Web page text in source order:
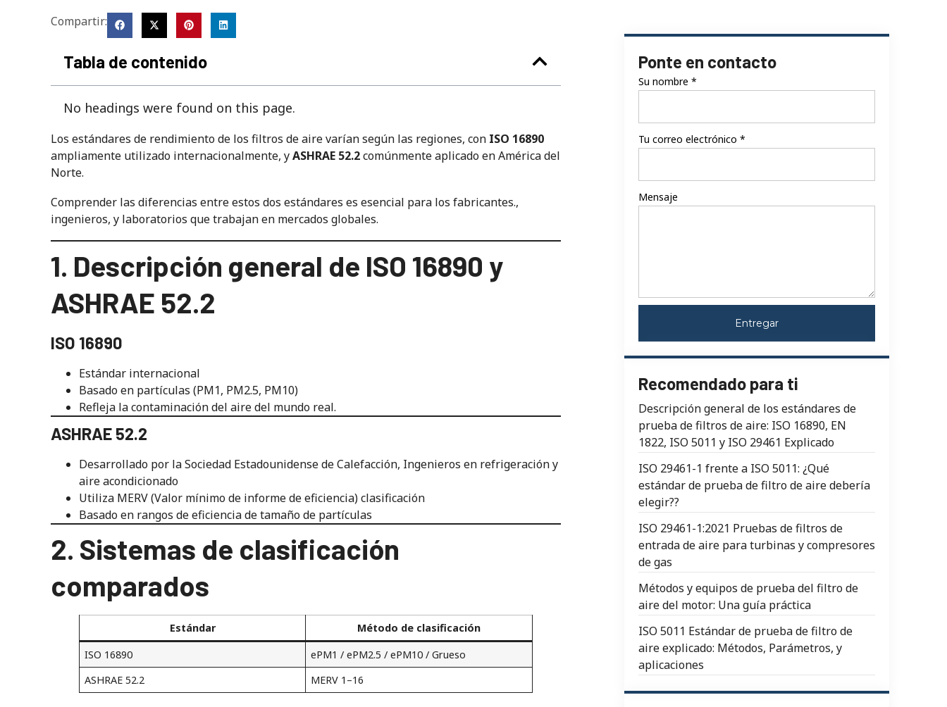
Compartir:
Tabla de contenido
No headings were found on this page.
Los estándares de rendimiento de los filtros de aire varían según las regiones, con ISO 16890
ampliamente utilizado internacionalmente, yASHRAE 52.2comúnmente aplicado en América del
Norte.
Comprender las diferencias entre estos dos estándares es esencial para los fabricantes.,
ingenieros, y laboratorios que trabajan en mercados globales.
1. Descripción general de ISO 16890 y
ASHRAE 52.2
ISO 16890
Estándar internacional
Basado en partículas (PM1, PM2.5, PM10)
Refleja la contaminación del aire del mundo real.
ASHRAE 52.2
Desarrollado por la Sociedad Estadounidense de Calefacción, Ingenieros en refrigeración y
aire acondicionado
Utiliza MERV (Valor mínimo de informe de eficiencia) clasificación
Basado en rangos de eficiencia de tamaño de partículas
2. Sistemas de clasificación
comparados
Estándar
Método de clasificación
ISO 16890
ePM1 / ePM2.5 / ePM10 / Grueso
ASHRAE 52.2
MERV 1–16
Ponte en contacto
Su nombre *
Tu correo electrónico *
Mensaje
Entregar
Recomendado para ti
Descripción general de los estándares de
prueba de filtros de aire: ISO 16890, EN
1822, ISO 5011 y ISO 29461 Explicado
ISO 29461-1 frente a ISO 5011: ¿Qué
estándar de prueba de filtro de aire debería
elegir??
ISO 29461-1:2021 Pruebas de filtros de
entrada de aire para turbinas y compresores
de gas
Métodos y equipos de prueba del filtro de
aire del motor: Una guía práctica
ISO 5011 Estándar de prueba de filtro de
aire explicado: Métodos, Parámetros, y
aplicaciones